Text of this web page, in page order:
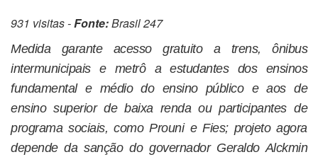
931 visitas -Fonte:Brasil 247
Medida garante acesso gratuito a trens, ônibus
intermunicipais e metrô a estudantes dos ensinos
fundamental e médio do ensino público e aos de
ensino superior de baixa renda ou participantes de
programa sociais, como Prouni e Fies; projeto agora
depende da sanção do governador Geraldo Alckmin